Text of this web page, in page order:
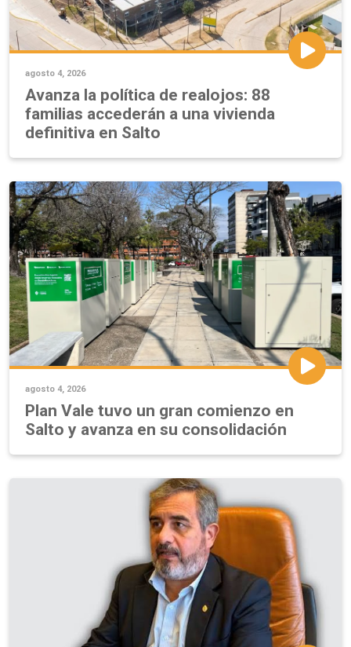
agosto 4, 2026
Avanza la política de realojos: 88
familias accederán a una vivienda
definitiva en Salto
agosto 4, 2026
Plan Vale tuvo un gran comienzo en
Salto y avanza en su consolidación